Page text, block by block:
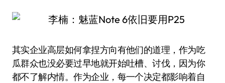
其实企业高层如何拿捏方向有他们的道理，作为吃
瓜群众也没必要过早地就开始吐槽、讨伐，因为你
都不了解内情。作为企业，每一个决定都影响着自